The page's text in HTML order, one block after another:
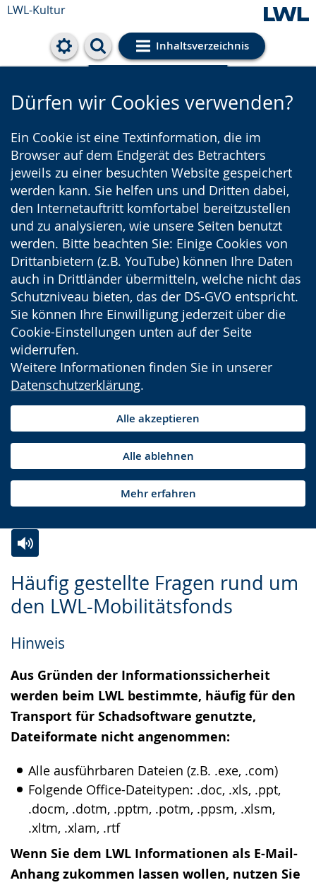
LWL-Kultur
Inhaltsverzeichnis
Cookie-Einstellungen
Dürfen wir Cookies verwenden?
Ein Cookie ist eine Textinformation, die im
Browser auf dem Endgerät des Betrachters
jeweils zu einer besuchten Website gespeichert
werden kann. Sie helfen uns und Dritten dabei,
den Internetauftritt komfortabel bereitzustellen
und zu analysieren, wie unsere Seiten benutzt
werden. Bitte beachten Sie: Einige Cookies von
Drittanbietern (z.B. YouTube) können Ihre Daten
auch in Drittländer übermitteln, welche nicht das
Schutzniveau bieten, das der DS-GVO entspricht.
Sie können Ihre Einwilligung jederzeit über die
Cookie-Einstellungen unten auf der Seite
widerrufen.
Weitere Informationen finden Sie in unserer
Datenschutzerklärung.
Alle akzeptieren
Alle ablehnen
Mehr erfahren
Häufig gestellte Fragen rund um
den LWL-Mobilitätsfonds
Hinweis
Aus Gründen der Informationssicherheit
werden beim LWL bestimmte, häufig für den
Transport für Schadsoftware genutzte,
Dateiformate nicht angenommen:
Alle ausführbaren Dateien (z.B. .exe, .com)
Folgende Office-Dateitypen: .doc, .xls, .ppt,
.docm, .dotm, .pptm, .potm, .ppsm, .xlsm,
.xltm, .xlam, .rtf
Wenn Sie dem LWL Informationen als E-Mail-
Anhang zukommen lassen wollen, nutzen Sie
Leichten
Sprache
Audio-
Unterstützung.
Video
in
Gebärdensprache
wird
angezeigt.